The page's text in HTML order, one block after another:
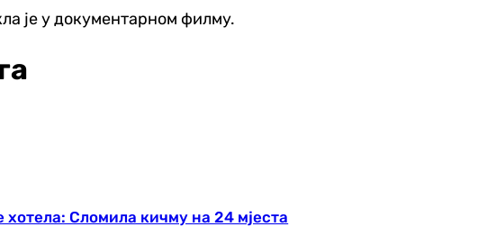
је у документарном филму.
Сломила кичму на 24 мјеста